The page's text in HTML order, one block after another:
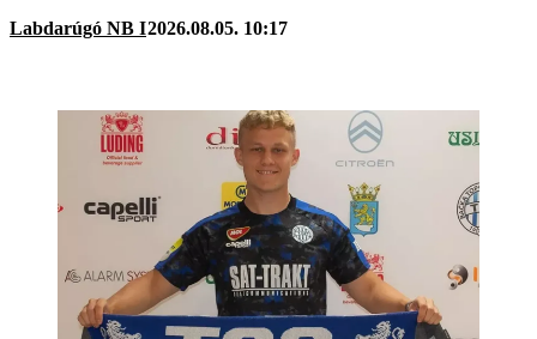
Labdarúgó NB I2026.08.05. 10:17